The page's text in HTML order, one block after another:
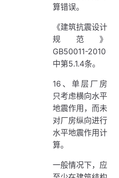
算错误。
《建筑抗震设计
规范》
GB50011-2010
中第5.1.4条。
16、单层厂房
只考虑横向水平
地震作用，而未
对厂房纵向进行
水平地震作用计
算。
一般情况下，应